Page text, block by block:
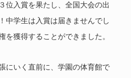
位入賞を果たし、全国大会の出
中学生は入賞は届きませんでし
を獲得することができました。
にいく直前に、学園の体育館で